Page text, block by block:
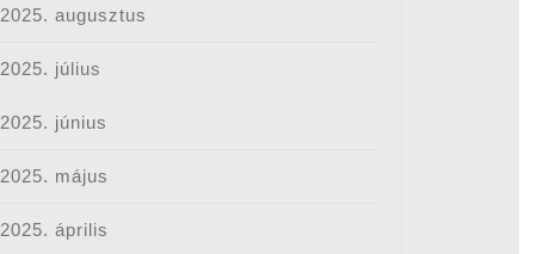
2025. augusztus
2025. július
2025. június
2025. május
2025. április